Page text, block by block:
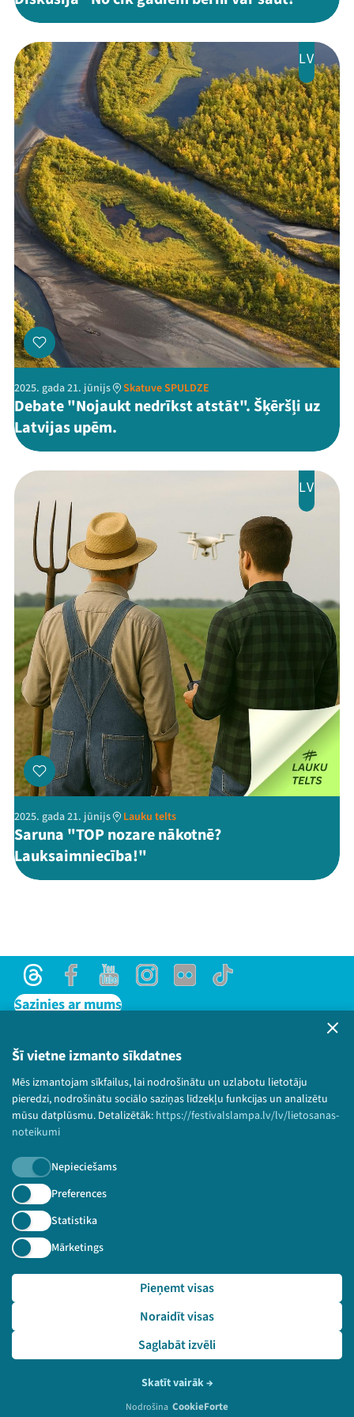
Šī vietne izmanto sīkdatnes
Mēs izmantojam sīkfailus, lai nodrošinātu un uzlabotu lietotāju
pieredzi, nodrošinātu sociālo saziņas līdzekļu funkcijas un analizētu
mūsu datplūsmu. Detalizētāk: https://festivalslampa.lv/lv/lietosanas-
noteikumi
Nepieciešams
Preferences
Statistika
Mārketings
Saglabāt izvēli
Noraidīt visas
Pieņemt visas
Skatīt vairāk→
Nodrošina CookieForte
Ziedo
Veikals
Kontakti
ThreadsFacebookYoutube
X Instagram
Flick TikTok
LV
2025. gada 21. jūnijs Skatuve SPULDZE
Debate "Nojaukt nedrīkst atstāt". Šķēršļi uz
Latvijas upēm.
LV
2025. gada 21. jūnijs Lauku telts
Saruna "TOP nozare nākotnē?
Lauksaimniecība!"
ThreadsFacebookYoutubeInstagram
Flick TikTok
Sazinies ar mums
Lietošanas noteikumi un sīkdatņu politika
Bērnu aizsardzības politika
© 2026 Sarunu festivāls LAMPA Visas tiesības
paturētas.
Piesakies jaunumiem!
Nepalaid garām aktuālāko informāciju!
Pieteikties
🔗 https://festivalslampa.lv/lv/dalibnieki/2248